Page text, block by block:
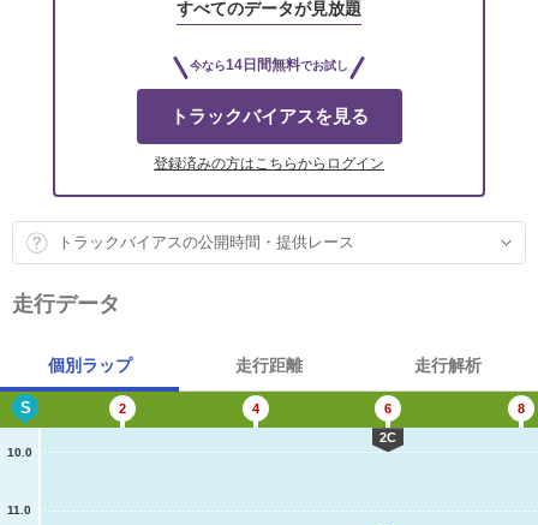
すべてのデータが見放題
今なら14日間無料でお試し
トラックバイアスを見る
登録済みの方はこちらからログイン
トラックバイアスの公開時間・提供レース
走行データ
個別ラップ 走行距離 走行解析
10.0
11.0
S 2 4 6
2C
8